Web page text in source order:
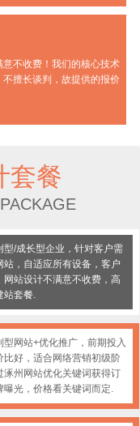
不收费！我们的核心技术
擅长谈判，故提供的报价
套餐
型/成长型企业，针对客户需
站，自适应所有设备，客户
网站设计不满意不收费，高
站套餐.
型网站+优化推广，前期投入
比好，适合网络营销初级阶
涿州网站优化关键词获得订
曝光，价格看关键词而定.